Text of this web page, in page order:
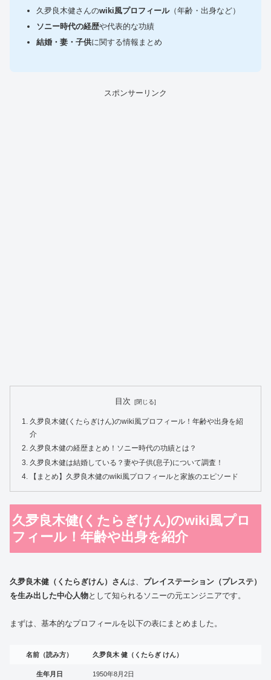
久夛良木健さんのwiki風プロフィール（年齢・出身など）
ソニー時代の経歴や代表的な功績
結婚・妻・子供に関する情報まとめ
スポンサーリンク
目次
久夛良木健(くたらぎけん)のwiki風プロフィール！年齢や出身を紹
介
久夛良木健の経歴まとめ！ソニー時代の功績とは？
久夛良木健は結婚している？妻や子供(息子)について調査！
【まとめ】久夛良木健のwiki風プロフィールと家族のエピソード
久夛良木健(くたらぎけん)のwiki風プロ
フィール！年齢や出身を紹介
久夛良木健（くたらぎけん）さんは、 プレイステーション（プレステ）
を生み出した中心人物として知られるソニーの元エンジニアです。
まずは、基本的なプロフィールを以下の表にまとめました。
名前（読み方） 久夛良木 健（くたらぎ けん）
生年月日 1950年8月2日